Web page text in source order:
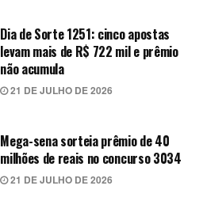
Dia de Sorte 1251: cinco apostas
levam mais de R$ 722 mil e prêmio
não acumula
21 DE JULHO DE 2026
Mega-sena sorteia prêmio de 40
milhões de reais no concurso 3034
21 DE JULHO DE 2026